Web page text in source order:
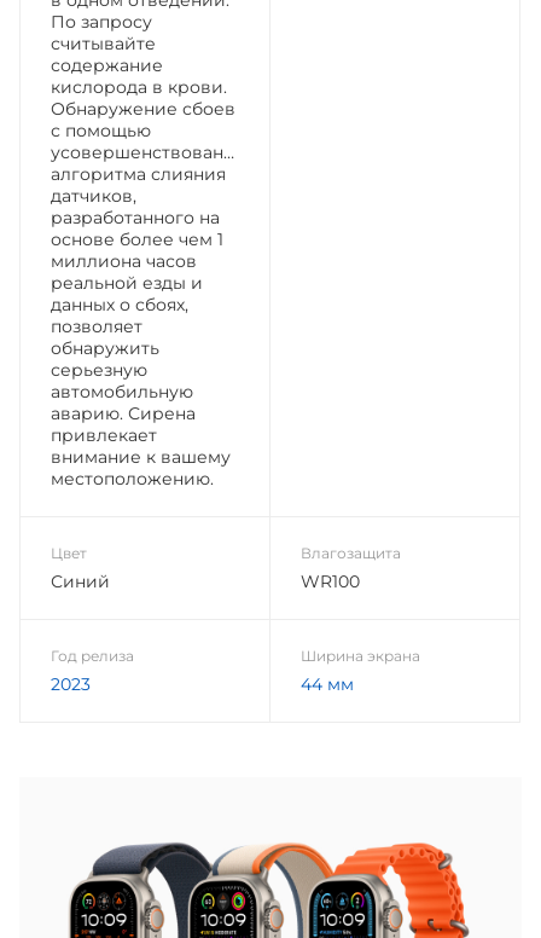
По запросу
считывайте
содержание
кислорода в крови.
Обнаружение сбоев
с помощью
усовершенствованного
алгоритма слияния
датчиков,
разработанного на
основе более чем 1
миллиона часов
реальной езды и
данных о сбоях,
позволяет
обнаружить
серьезную
автомобильную
аварию. Сирена
привлекает
внимание к вашему
местоположению.
Цвет
Синий
Влагозащита
WR100
Год релиза
2023
Ширина экрана
44 мм